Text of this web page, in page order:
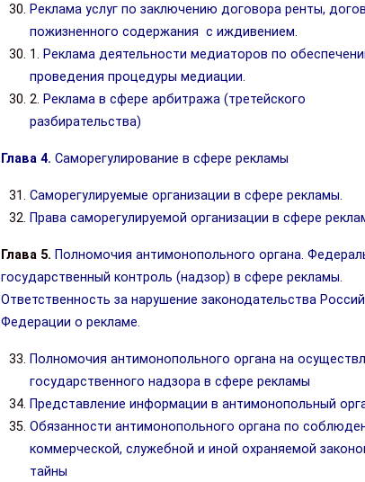
Реклама услуг по заключению договора ренты,
пожизненного содержания с иждивением.
1. Реклама деятельности медиаторов по
проведения процедуры медиации.
2. Реклама в сфере арбитража (третейского
разбирательства)
Глава 4. Саморегулирование в сфере рекламы
Саморегулируемые организации в сфере рекламы.
Права саморегулируемой организации в сфере
Глава 5. Полномочия антимонопольного органа.
государственный контроль (надзор) в сфере рекламы.
Ответственность за нарушение законодательства
Федерации о рекламе.
Полномочия антимонопольного органа на
государственного надзора в сфере рекламы
Представление информации в антимонопольный
Обязанности антимонопольного органа по
коммерческой, служебной и иной охраняемой
тайны